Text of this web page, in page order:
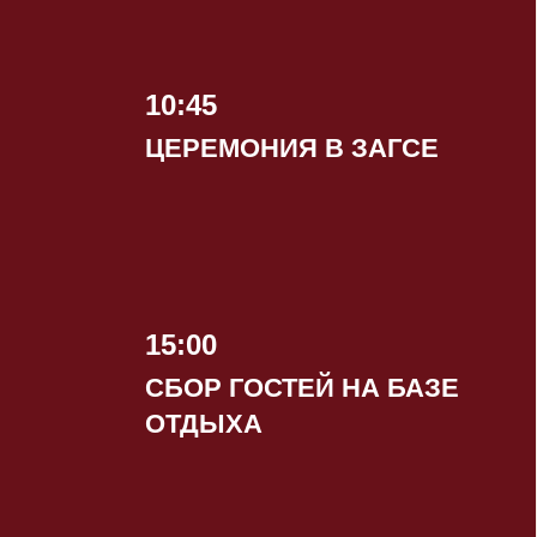
СБОР ГОСТЕЙ НА БАЗЕ
ОТДЫХА
15:00
ЦЕРЕМОНИЯ В ЗАГСЕ
10:45